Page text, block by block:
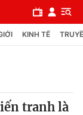
KINH TẾ
tranh là